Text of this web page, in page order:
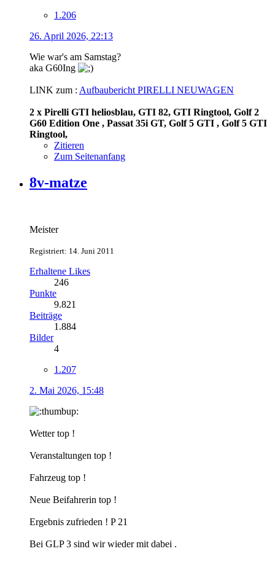
1.206
26. April 2026, 22:13
Wie war's am Samstag?
aka G60Ing
LINK zum : Aufbaubericht PIRELLI NEUWAGEN
2 x Pirelli GTI heliosblau, GTI 82, GTI Ringtool, Golf 2
G60 Edition One , Passat 35i GT, Golf 5 GTI , Golf 5 GTI
Ringtool,
Zitieren
Zum Seitenanfang
8v-matze
Meister
Registriert: 14. Juni 2011
Erhaltene Likes
246
Punkte
9.821
Beiträge
1.884
Bilder
4
1.207
2. Mai 2026, 15:48
Wetter top !
Veranstaltungen top !
Fahrzeug top !
Neue Beifahrerin top !
Ergebnis zufrieden ! P 21
Bei GLP 3 sind wir wieder mit dabei .